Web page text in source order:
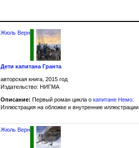
Жюль Верн
Дети капитана Гранта
авторская книга, 2015 год
Издательство: НИГМА
Описание: Первый роман цикла о капитане Немо
Иллюстрация на обложке и внутренние иллюстрации
Жюль Верн